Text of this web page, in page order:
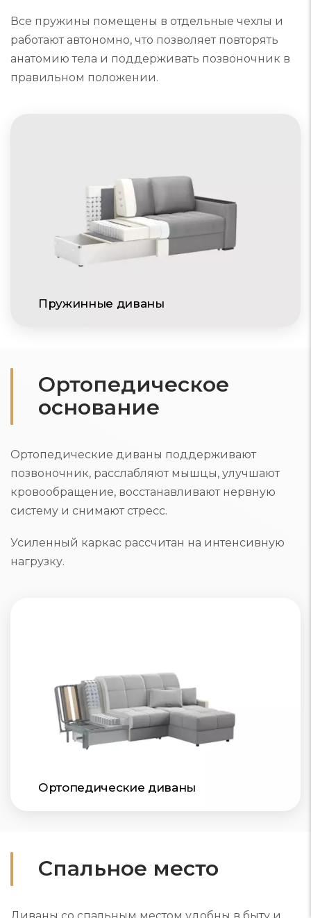
Пружинные диваны
Все пружины помещены в отдельные чехлы и
работают автономно, что позволяет повторять
анатомию тела и поддерживать позвоночник в
правильном положении.
Ортопедическое
основание
Ортопедические диваны поддерживают
позвоночник, расслабляют мышцы, улучшают
кровообращение, восстанавливают нервную
систему и снимают стресс.
Усиленный каркас рассчитан на интенсивную
нагрузку.
Ортопедические диваны
Спальное место